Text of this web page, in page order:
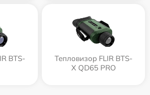
BTS-
Тепловизор FLIR BTS-
X QD65 PRO